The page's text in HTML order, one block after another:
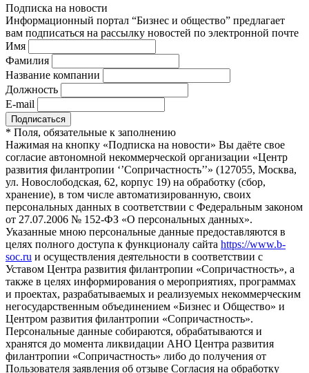
Подписка на новости
Информационный портал “Бизнес и общество” предлагает
вам подписаться на рассылку новостей по электронной почте
Имя
Фамилия
Название компании
Должность
E-mail
* Поля, обязательные к заполнению
Нажимая на кнопку «Подписка на новости» Вы даёте свое
согласие автономной некоммерческой организации «Центр
развития филантропии ‘’Сопричастность’’» (127055, Москва,
ул. Новослободская, 62, корпус 19) на обработку (сбор,
хранение), в том числе автоматизированную, своих
персональных данных в соответствии с Федеральным законом
от 27.07.2006 № 152-ФЗ «О персональных данных».
Указанные мною персональные данные предоставляются в
целях полного доступа к функционалу сайта https://www.b-
soc.ru и осуществления деятельности в соответствии с
Уставом Центра развития филантропии «Сопричастность», а
также в целях информирования о мероприятиях, программах
и проектах, разрабатываемых и реализуемых некоммерческим
негосударственным объединением «Бизнес и Общество» и
Центром развития филантропии «Сопричастность».
Персональные данные собираются, обрабатываются и
хранятся до момента ликвидации АНО Центра развития
филантропии «Сопричастность» либо до получения от
Пользователя заявления об отзыве Согласия на обработку